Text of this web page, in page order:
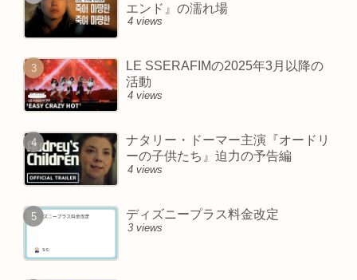
エンド』の濡れ場
4 views
LE SSERAFIMの2025年3月以降の
活動
4 views
ナタリー・ドーマー主演『オードリ
ーの子供たち』迫力の予告編
4 views
ディズニープラス料金改定
3 views